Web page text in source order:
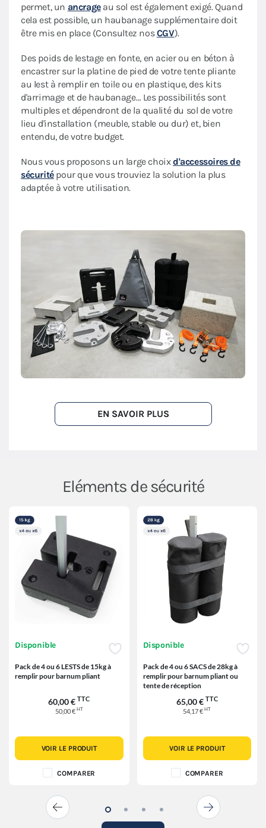
permet, un ancrageau sol est également exigé. Quand
cela est possible, un haubanage supplémentaire doit
être mis en place (Consultez nosCGV).
Des poids de lestage en fonte, en acier ou en béton à
encastrer sur la platine de pied de votre tente pliante
au lest à remplir en toile ou en plastique, des kits
d'arrimage et de haubanage… Les possibilités sont
multiples et dépendront de la qualité du sol de votre
lieu d'installation (meuble, stable ou dur) et, bien
entendu, de votre budget.
Nous vous proposons un large choixd'accessoires de
sécuritépour que vous trouviez la solution la plus
adaptée à votre utilisation.
EN SAVOIR PLUS
Eléments de sécurité
Disponible
Pack de 4 ou 6 LESTS de 15kg à
remplir pour barnum pliant
60,00 € TTC
50,00 € HT
VOIR LE PRODUIT
COMPARER
Disponible
Pack de 4 ou 6 SACS de 28kg à
remplir pour barnum pliant ou
tente de réception
65,00 € TTC
54,17 €HT
VOIR LE PRODUIT
COMPARER